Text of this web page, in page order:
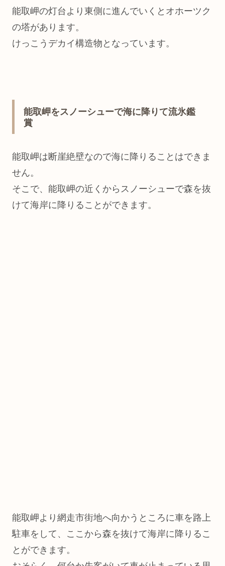
能取岬の灯台より東側に進んでいくとオホーツク
の塔があります。
けっこうデカイ構造物となっています。
能取岬をスノーシューで海に降りて流氷鑑
賞
能取岬は断崖絶壁なので海に降りることはできま
せん。
そこで、能取岬の近くからスノーシューで森を抜
けて海岸に降りることができます。
能取岬より網走市街地へ向かうところに車を路上
駐車をして、ここから森を抜けて海岸に降りるこ
とができます。